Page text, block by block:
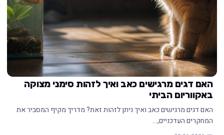
האם דגים מרגישים כאב ואיך לזהות סימני מצוקה
באקווריום הביתי
האם דגים מרגישים כאב ואיך ניתן לזהות זאת? מדריך מקיף המסביר את
המחקרים העדכניים,…